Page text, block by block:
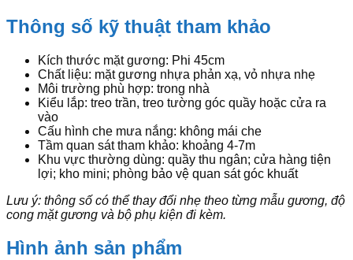
Thông số kỹ thuật tham khảo
Kích thước mặt gương: Phi 45cm
Chất liệu: mặt gương nhựa phản xạ, vỏ nhựa nhẹ
Môi trường phù hợp: trong nhà
Kiểu lắp: treo trần, treo tường góc quầy hoặc cửa ra
vào
Cấu hình che mưa nắng: không mái che
Tầm quan sát tham khảo: khoảng 4-7m
Khu vực thường dùng: quầy thu ngân; cửa hàng tiện
lợi; kho mini; phòng bảo vệ quan sát góc khuất
Lưu ý: thông số có thể thay đổi nhẹ theo từng mẫu gương, độ
cong mặt gương và bộ phụ kiện đi kèm.
Hình ảnh sản phẩm